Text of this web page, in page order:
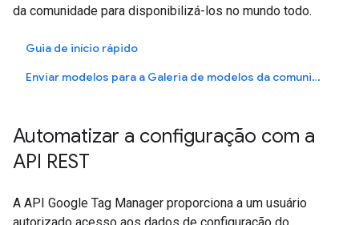
da comunidade para disponibilizá-los no mundo todo.
Guia de início rápido
Enviar modelos para a Galeria de modelos da comunidade
Automatizar a configuração com a
API REST
A API Google Tag Manager proporciona a um usuário